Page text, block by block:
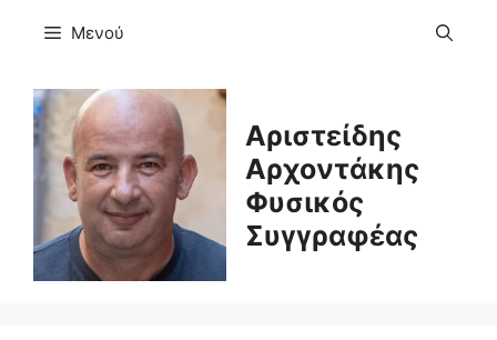
Μενού
Αριστείδης
Αρχοντάκης
Φυσικός
Συγγραφέας